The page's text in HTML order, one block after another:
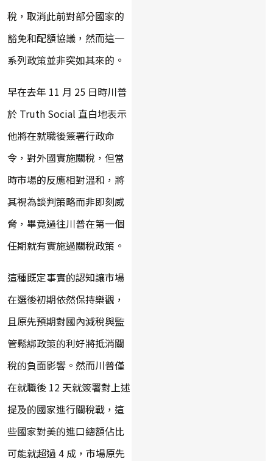
稅，取消此前對部分國家的
豁免和配額協議，然而這一
系列政策並非突如其來的。
早在去年 11 月 25 日時川普
於 Truth Social 直白地表示
他將在就職後簽署行政命
令，對外國實施關稅，但當
時市場的反應相對溫和，將
其視為談判策略而非即刻威
脅，畢竟過往川普在第一個
任期就有實施過關稅政策。
這種既定事實的認知讓市場
在選後初期依然保持樂觀，
且原先預期對國內減稅與監
管鬆綁政策的利好將抵消關
稅的負面影響。然而川普僅
在就職後 12 天就簽署對上述
提及的國家進行關稅戰，這
些國家對美的進口總額佔比
可能就超過 4 成，市場原先